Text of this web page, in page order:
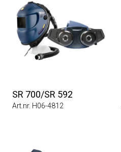
SR 700/SR 592
Art.nr. H06-4812